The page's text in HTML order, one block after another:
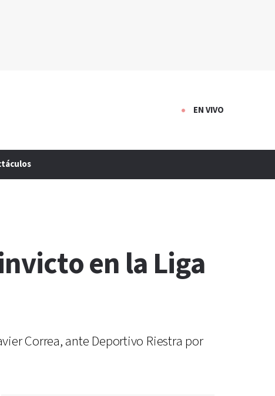
EN VIVO
en la Liga
Correa, ante Deportivo Riestra por